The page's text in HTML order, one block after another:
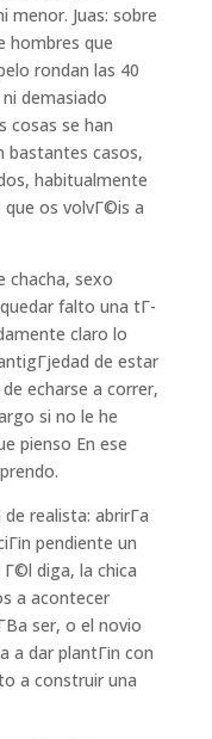
menor. Juas: sobre
hombres que
rondan las 40
demasiado
cosas se han
bastantes casos,
habitualmente
que os volvГ©is a
chacha, sexo
falto una tГ­
claro lo
de estar
echarse a correr,
si no le he
pienso En ese
realista: abrirГ­a
pendiente un
Г©l diga, la chica
a acontecer
ser, o el novio
a dar plantГіn con
a construir una